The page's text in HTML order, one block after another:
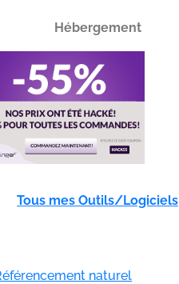
Hébergement
Tous mes Outils/Logiciels
naturel